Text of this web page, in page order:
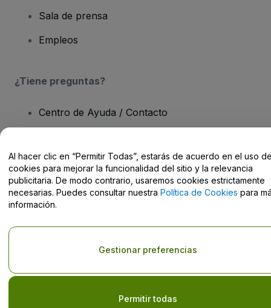
Sala de prensa
Empleos
¿Tiene preguntas?
Centro de Ayuda / Contacto
Derechos reservados © viagogo GmbH 2026 Datos de la Empresa
El uso de este sitio web constituye la aceptación de losTérminos y
Condiciones
Al hacer clic en “Permitir Todas”, estarás de acuerdo en el uso
cookies para mejorar la funcionalidad del sitio y la relevancia
publicitaria. De modo contrario, usaremos cookies estrictamente
necesarias. Puedes consultar nuestra Política de Cookies para
información.
Permitir todas
Gestionar preferencias